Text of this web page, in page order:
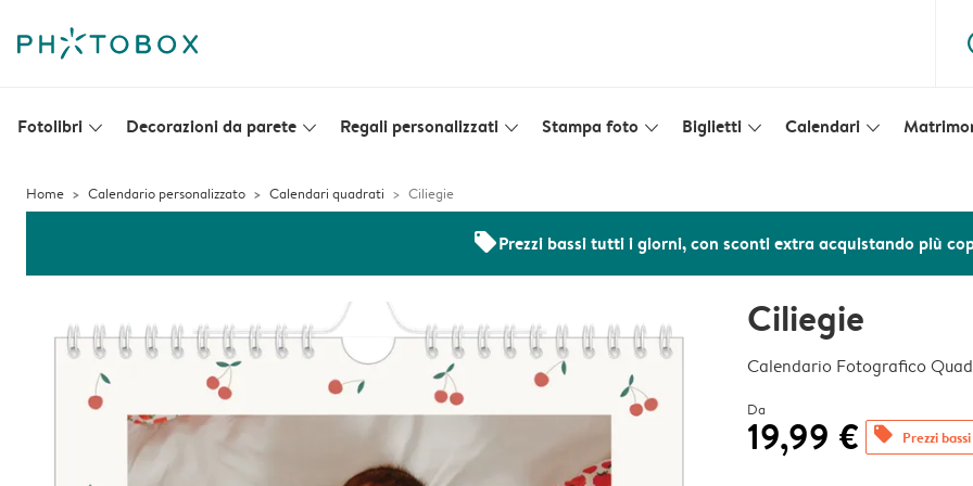
Fotolibri slim_arrow_down Decorazioni da parete slim_arrow_down Regali personalizzati slim_arrow_down Stampa foto slim_arrow_down Biglietti slim_arrow_down Calendari slim_arrow_down
Home Calendario personalizzato Calendari quadrati Ciliegie
offersPrezzi bassi tutti i giorni, con sconti extra acquistando più
Ciliegie
Calendario Fotografico
Da
19,99 € offers Prezzi